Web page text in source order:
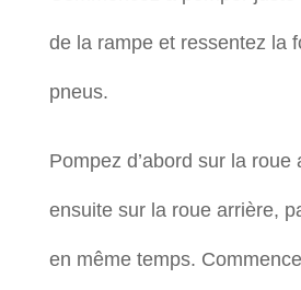
de la rampe et ressentez la
pneus.
Pompez d’abord sur la roue
ensuite sur la roue arrière,
en même temps.